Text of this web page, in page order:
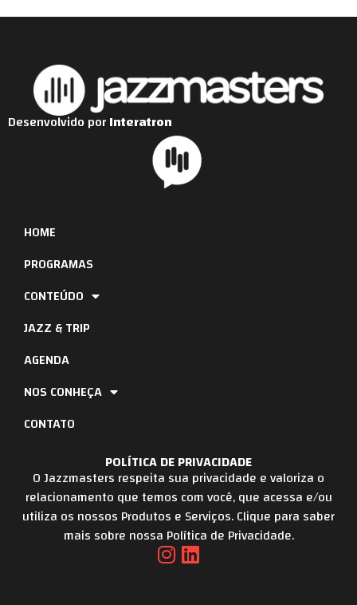
POLÍTICA DE PRIVACIDADE
O Jazzmasters respeita sua privacidade e valoriza o
relacionamento que temos com você, que acessa e/ou
utiliza os nossos Produtos e Serviços. Clique para saber
mais sobre nossa Política de Privacidade.
HOME
PROGRAMAS
CONTEÚDO
JAZZ & TRIP
AGENDA
NOS CONHEÇA
CONTATO
Desenvolvido porInteratron